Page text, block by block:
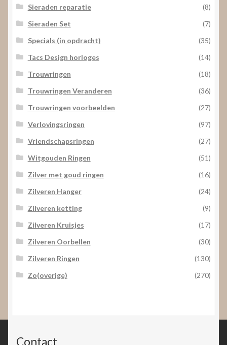
Sieraden reparatie
(8)
Sieraden Set
(7)
Specials (in opdracht)
(35)
Tacs Design horloges
(14)
Trouwringen
(18)
Trouwringen Veranderen
(36)
Trouwringen voorbeelden
(27)
Verlovingsringen
(97)
Vriendschapsringen
(27)
Witgouden Ringen
(51)
Zilver met goud ringen
(16)
Zilveren Hanger
(24)
Zilveren ketting
(9)
Zilveren Kruisjes
(17)
Zilveren Oorbellen
(30)
Zilveren Ringen
(130)
Zo(overige)
(270)
Contact